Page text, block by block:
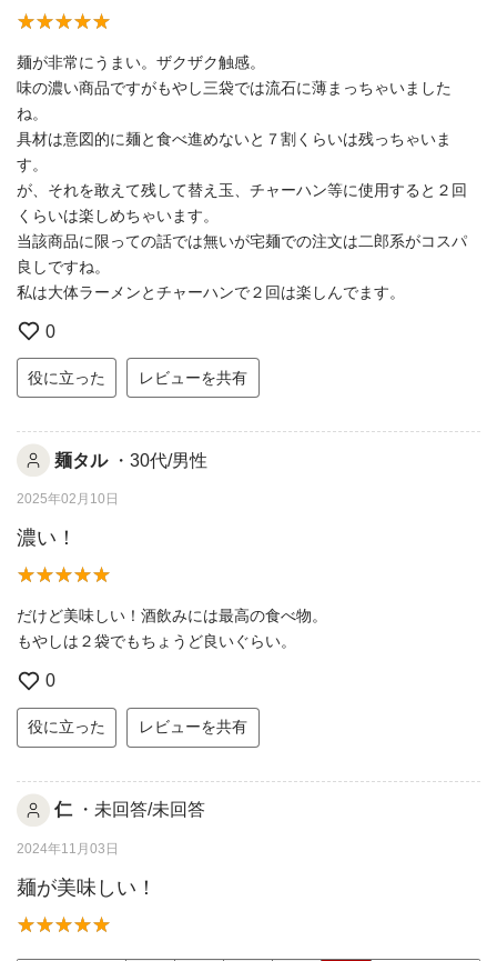
麺が非常にうまい。ザクザク触感。
味の濃い商品ですがもやし三袋では流石に薄まっちゃいました
ね。
具材は意図的に麺と食べ進めないと７割くらいは残っちゃいま
す。
が、それを敢えて残して替え玉、チャーハン等に使用すると２回
くらいは楽しめちゃいます。
当該商品に限っての話では無いが宅麺での注文は二郎系がコスパ
良しですね。
私は大体ラーメンとチャーハンで２回は楽しんでます。
0
役に立った レビューを共有
麺タル ・30代/男性
2025年02月10日
濃い！
だけど美味しい！酒飲みには最高の食べ物。
もやしは２袋でもちょうど良いぐらい。
0
役に立った レビューを共有
仁 ・未回答/未回答
2024年11月03日
麺が美味しい！